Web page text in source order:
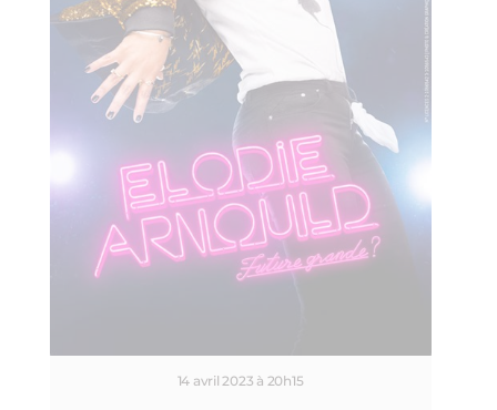
14 avril 2023 à 20h15